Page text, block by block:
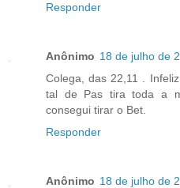
Responder
Anônimo 18 de julho de
Colega, das 22,11 .
tal de Pas tira toda a
consegui tirar o Bet.
Responder
Anônimo 18 de julho de